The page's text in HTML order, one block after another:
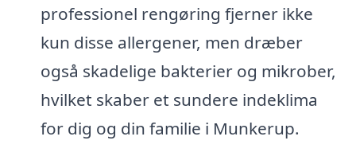
professionel rengøring fjerner ikke
kun disse allergener, men dræber
også skadelige bakterier og mikrober,
hvilket skaber et sundere indeklima
for dig og din familie i Munkerup.